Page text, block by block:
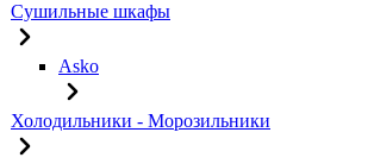
Сушильные шкафы
Asko
Холодильники - Морозильники